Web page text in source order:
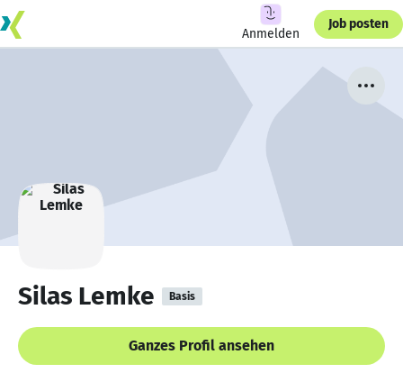
Anmelden
Job posten
Silas Lemke Basis
Ganzes Profil ansehen